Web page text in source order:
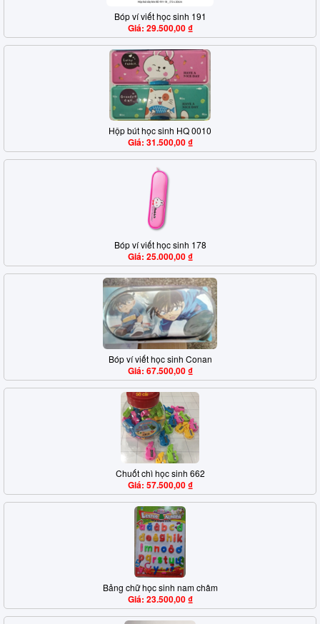
Bóp ví viết học sinh 191
Giá: 29.500,00 ₫
Hộp bút học sinh HQ 0010
Giá: 31.500,00 ₫
Bóp ví viết học sinh 178
Giá: 25.000,00 ₫
Bóp ví viết học sinh Conan
Giá: 67.500,00 ₫
Chuốt chì học sinh 662
Giá: 57.500,00 ₫
Bảng chữ học sinh nam châm
Giá: 23.500,00 ₫